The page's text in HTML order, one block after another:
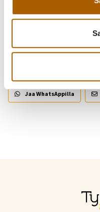
Piditkö uutisesta?
Jaa WhatsAppilla